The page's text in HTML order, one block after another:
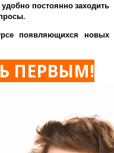
постоянно заходить
появляющихся новых
ПЕРВЫМ!